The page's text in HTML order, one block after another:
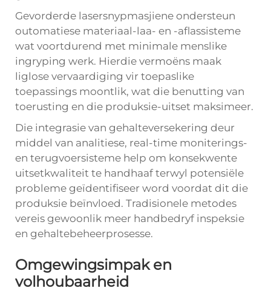
Gevorderde lasersnypmasjiene ondersteun
outomatiese materiaal-laa- en -aflassisteme
wat voortdurend met minimale menslike
ingryping werk. Hierdie vermoëns maak
liglose vervaardiging vir toepaslike
toepassings moontlik, wat die benutting van
toerusting en die produksie-uitset maksimeer.
Die integrasie van gehalteversekering deur
middel van analitiese, real-time moniterings-
en terugvoersisteme help om konsekwente
uitsetkwaliteit te handhaaf terwyl potensiële
probleme geïdentifiseer word voordat dit die
produksie beïnvloed. Tradisionele metodes
vereis gewoonlik meer handbedryf inspeksie
en gehaltebeheerprosesse.
Omgewingsimpak en
volhoubaarheid